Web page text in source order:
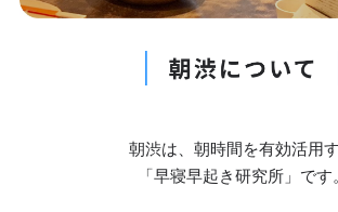
朝渋は、朝時間を有効活用
「早寝早起き研究所」です。